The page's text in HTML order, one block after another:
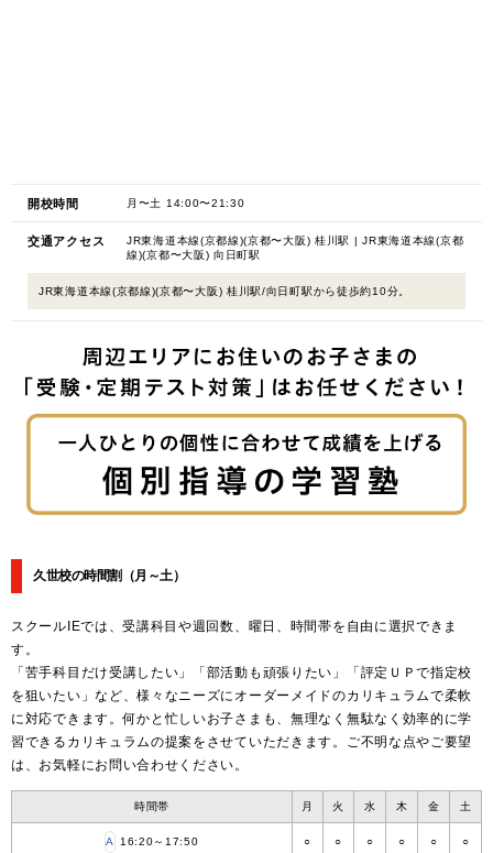
開校時間 月〜土 14:00〜21:30
交通アクセス
JR東海道本線(京都線)(京都〜大阪) 桂川駅 | JR東海道本線(京都
線)(京都〜大阪) 向日町駅
JR東海道本線(京都線)(京都〜大阪) 桂川駅/向日町駅から徒歩約10分。
久世校の時間割 （月～土）
スクールIEでは、受講科目や週回数、曜日、時間帯を自由に選択できま
す。
「苦手科目だけ受講したい」「部活動も頑張りたい」「評定ＵＰで指定校
を狙いたい」など、様々なニーズにオーダーメイドのカリキュラムで柔軟
に対応できます。何かと忙しいお子さまも、無理なく無駄なく効率的に学
習できるカリキュラムの提案をさせていただきます。ご不明な点やご要望
は、お気軽にお問い合わせください。
時間帯 月 火 水 木 金 土
A 16:20～17:50 ○ ○ ○ ○ ○ ○